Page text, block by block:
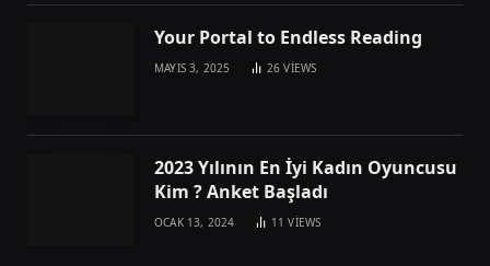
Your Portal to Endless Reading
MAYIS 3, 2025 26VIEWS
2023 Yılının En İyi Kadın Oyuncusu
Kim ? Anket Başladı
OCAK 13, 2024 11VIEWS